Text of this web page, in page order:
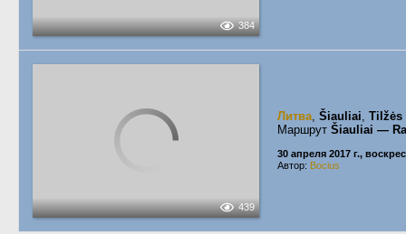
384
439
Литва, Šiauliai, Tilžės
Маршрут Šiauliai —
30 апреля 2017 г.,
Автор: Bocius